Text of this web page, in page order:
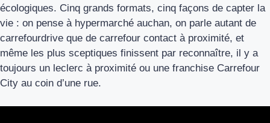
écologiques. Cinq grands formats, cinq façons de capter la
vie : on pense à hypermarché auchan, on parle autant de
carrefourdrive que de carrefour contact à proximité, et
même les plus sceptiques finissent par reconnaître, il y a
toujours un leclerc à proximité ou une franchise Carrefour
City au coin d’une rue.